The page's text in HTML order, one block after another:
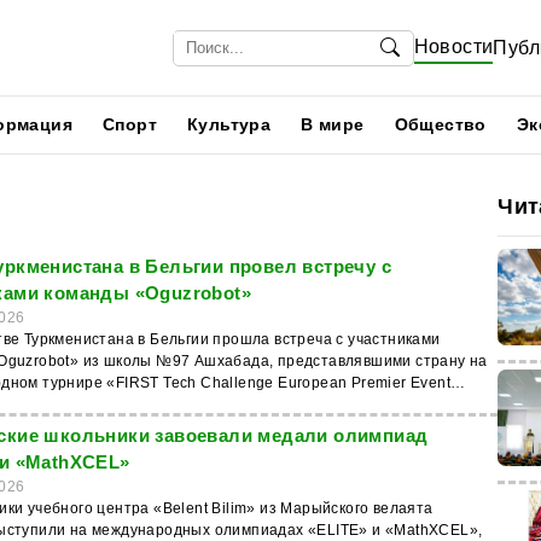
Новости
Спорт Культура В мире Общество
в Бельгии провел встречу с
команды «Oguzrobot»
Туркменистана в Бельгии прошла встреча с участниками
из школы №97 Ашхабада, представлявшими страну на
турнире «FIRST Tech Challenge European Premier Event
Команда получила право участия в европейском финале после
на региональном этапе в Астане. В финале
приняли участие 105 команд из 33 стран, а «Oguzrobot» вошла
команды вошли Дурдане Курбанова, Огулай Кулыева,
Непесалы Тачмырадов и Нуралы Керимов. Руководитель
Гурбан Сейтгулыев. Турнир проходил 16–20 июня в Эйндховене
школьники завоевали медали олимпиад
«MathXCEL»
учебного центра «Belent Bilim» из Марыйского велаята
на международных олимпиадах «ELITE» и «MathXCEL»,